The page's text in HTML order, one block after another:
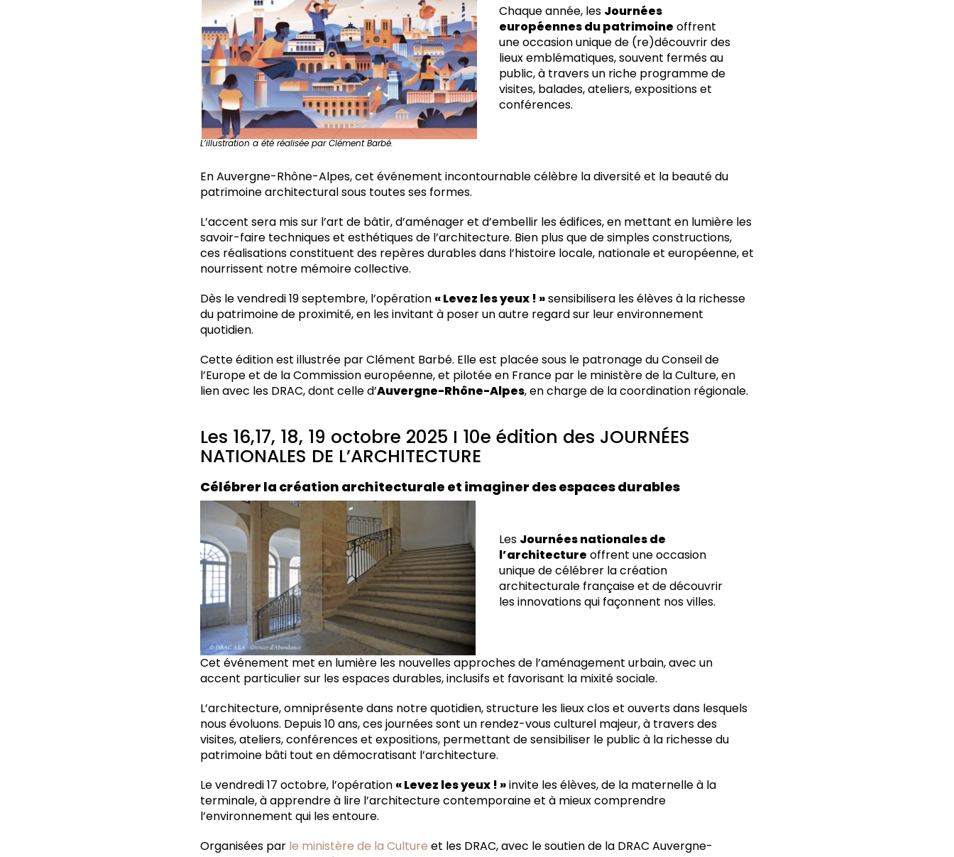
Chaque année, les Journées
européennes du patrimoine offrent
une occasion unique de (re)découvrir des
lieux emblématiques, souvent fermés au
public, à travers un riche programme de
visites, balades, ateliers, expositions et
conférences.
L’illustration a été réalisée par Clément Barbé.
En Auvergne-Rhône-Alpes, cet événement incontournable célèbre la diversité et la beauté du
patrimoine architectural sous toutes ses formes.
L’accent sera mis sur l’art de bâtir, d’aménager et d’embellir les édifices, en mettant en lumière les
savoir-faire techniques et esthétiques de l’architecture. Bien plus que de simples constructions,
ces réalisations constituent des repères durables dans l’histoire locale, nationale et européenne, et
nourrissent notre mémoire collective.
Dès le vendredi 19 septembre, l’opération « Levez les yeux ! »sensibilisera les élèves à la richesse
du patrimoine de proximité, en les invitant à poser un autre regard sur leur environnement
quotidien.
Cette édition est illustrée par Clément Barbé. Elle est placée sous le patronage du Conseil de
l’Europe et de la Commission européenne, et pilotée en France par le ministère de la Culture, en
lien avec les DRAC, dont celle d’Auvergne-Rhône-Alpes, en charge de la coordination régionale.
Les 16,17, 18, 19 octobre 2025 I 10e édition des JOURNÉES
NATIONALES DE L’ARCHITECTURE
Célébrer la création architecturale et imaginer des espaces durables
Les Journées nationales de
l’architecture offrent une occasion
unique de célébrer la création
architecturale française et de découvrir
les innovations qui façonnent nos villes.
Cet événement met en lumière les nouvelles approches de l’aménagement urbain, avec un
accent particulier sur les espaces durables, inclusifs et favorisant la mixité sociale.
L’architecture, omniprésente dans notre quotidien, structure les lieux clos et ouverts dans lesquels
nous évoluons. Depuis 10 ans, ces journées sont un rendez-vous culturel majeur, à travers des
visites, ateliers, conférences et expositions, permettant de sensibiliser le public à la richesse du
patrimoine bâti tout en démocratisant l’architecture.
Le vendredi 17 octobre, l’opération « Levez les yeux ! »invite les élèves, de la maternelle à la
terminale, à apprendre à lire l’architecture contemporaine et à mieux comprendre
l’environnement qui les entoure.
Organisées par le ministère de la Culture et les DRAC, avec le soutien de la DRAC Auvergne-